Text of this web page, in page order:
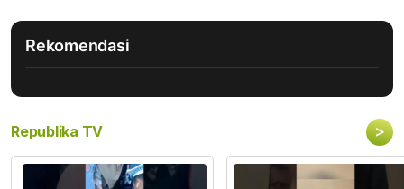
Rekomendasi
Republika TV >